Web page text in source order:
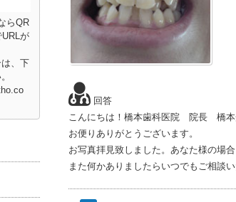
回答
こんにちは！橋本歯科医院 院長 橋本
お便りありがとうございます。
お写真拝見致しました。あなた様の場
また何かありましたらいつでもご相談い
らQR
が
、下